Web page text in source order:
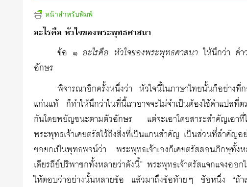
หน้าสำหรับพิมพ์
อะไรคือ หัวใจของพระพุทธศาสนา
ข้อ ๑ อะไรคือ หัวใจของพระพุทธศาสนาให้นึกว่า คำ
อักษร
พิจารณาอีกครั้งหนึ่งว่า หัวใจนี้ในภาษาไทยนั้นก็อย่า
แก่นแท้ ก็ทำให้นึกว่าในที่นี้เราอาจจะไม่จำเป็นต้องใช้คำแปล
กันโดยพยัญชนะตามตัวอักษร แต่จะเอาโดยสาระสำคัญเอ
พระพุทธเจ้าเคยตรัสไว้ถึงสิ่งที่เป็นแกนสำคัญ เป็นส่วนที่สำคัญ
ขอยกเป็นพุทธพจน์ว่า พระพุทธเจ้าเองก็เคยตรัสสอนภิกษุ
เดียรถีย์ปริพาชกทั้งหลายว่าดังนี้” พระพุทธเจ้าตรัสแจกแจงออ
ให้ตอบว่าอย่างนั้นหลายข้อ แล้วมาถึงข้อท้ายๆ ข้อหนึ่ง “ถ้าเ